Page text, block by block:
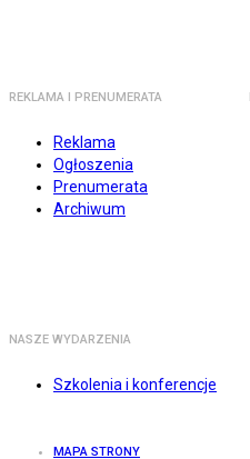
REKLAMA I PRENUMERATA
Reklama
Ogłoszenia
Prenumerata
Archiwum
NASZE WYDARZENIA
Szkolenia i konferencje
MAPA STRONY